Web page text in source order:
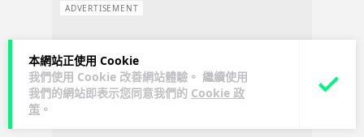
本網站正使用 Cookie
我們使用 Cookie 改善網站體驗。 繼續使用
我們的網站即表示您同意我們的 Cookie 政
策 。
ADVERTISEMENT